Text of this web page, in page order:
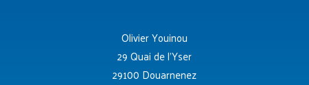
Olivier Youinou
29 Quai de l’Yser
29100 Douarnenez